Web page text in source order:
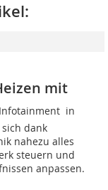
mit
 in
dank
nahezu alles
steuern und
anpassen.